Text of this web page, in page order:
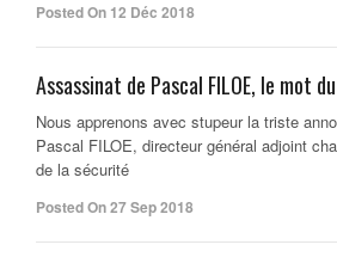
Posted On 12 Déc 2018
Assassinat de Pascal FILOE, le mot
Nous apprenons avec stupeur la triste
Pascal FILOE, directeur général adjoint
de la sécurité
Posted On 27 Sep 2018